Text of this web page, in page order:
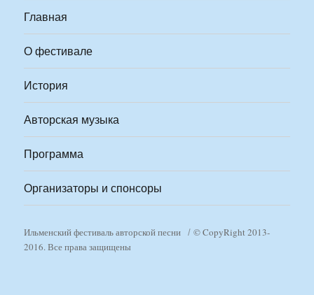
Главная
О фестивале
История
Авторская музыка
Программа
Организаторы и спонсоры
Ильменский фестиваль авторской песни
© CopyRight 2013-
2016. Все права защищены